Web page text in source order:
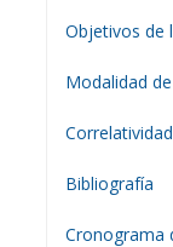
Objetivos de
Modalidad
Bibliografía
Cronograma